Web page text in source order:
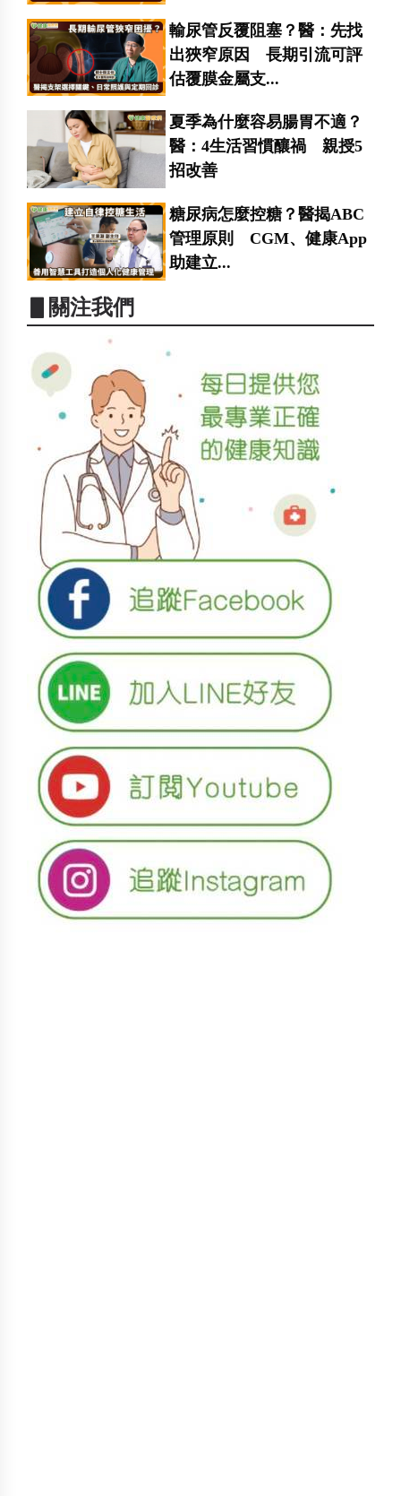
輸尿管反覆阻塞？醫：先找
出狹窄原因 長期引流可評
估覆膜金屬支...
夏季為什麼容易腸胃不適？
醫：4生活習慣釀禍 親授5
招改善
糖尿病怎麼控糖？醫揭ABC
管理原則 CGM、健康App
助建立...
▋關注我們